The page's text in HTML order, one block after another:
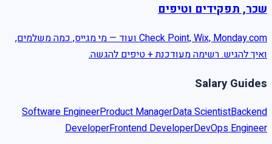
שכר, תפקידים וטיפים
Check Point, Wix, Monday.com ועוד — מי מגייס, כמה משלמים,
ואיך להגיש. רשימה מעודכנת + טיפים להגשה.
Salary Guides
Software EngineerProduct ManagerData ScientistBackend
DeveloperFrontend DeveloperDevOps Engineer